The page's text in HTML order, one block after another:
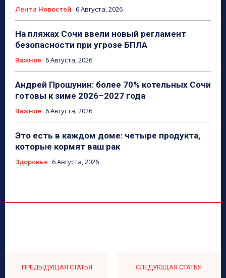
Лента Новостей 6 Августа, 2026
На пляжах Сочи ввели новый регламент
безопасности при угрозе БПЛА
Важное 6 Августа, 2026
Андрей Прошунин: более 70% котельных Сочи
готовы к зиме 2026–2027 года
Важное 6 Августа, 2026
Это есть в каждом доме: четыре продукта,
которые кормят ваш рак
Здоровье 6 Августа, 2026
ПРЕДЫДУЩАЯ СТАТЬЯ СЛЕДУЮЩАЯ СТАТЬЯ